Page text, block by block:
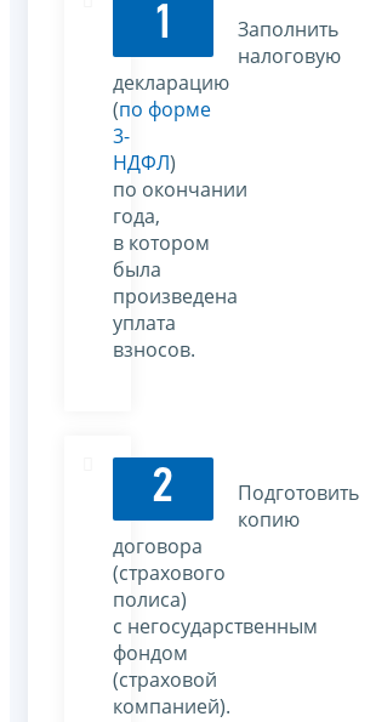
1
Заполнить
налоговую
декларацию
(по форме
3-
НДФЛ)
по окончании
года,
в котором
была
произведена
уплата
взносов.
2
Подготовить
копию
договора
(страхового
полиса)
с негосударственным
фондом
(страховой
компанией).